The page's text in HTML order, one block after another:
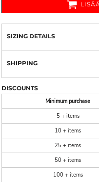
SIZING DETAILS
SHIPPING
DISCOUNTS
Minimum purchase
5 + items
10 + items
25 + items
50 + items
100 + items